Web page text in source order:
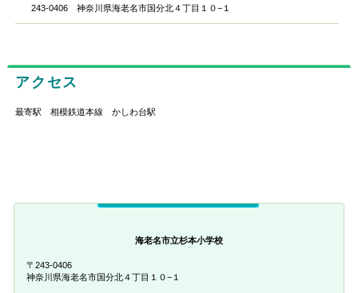
243-0406 神奈川県海老名市国分北４丁目１０−１
アクセス
最寄駅 相模鉄道本線 かしわ台駅
海老名市立杉本小学校
〒243-0406
神奈川県海老名市国分北４丁目１０−１